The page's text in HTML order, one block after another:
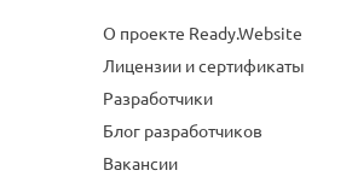
О проекте Ready.Website
Лицензии и сертификаты
Разработчики
Блог разработчиков
Вакансии